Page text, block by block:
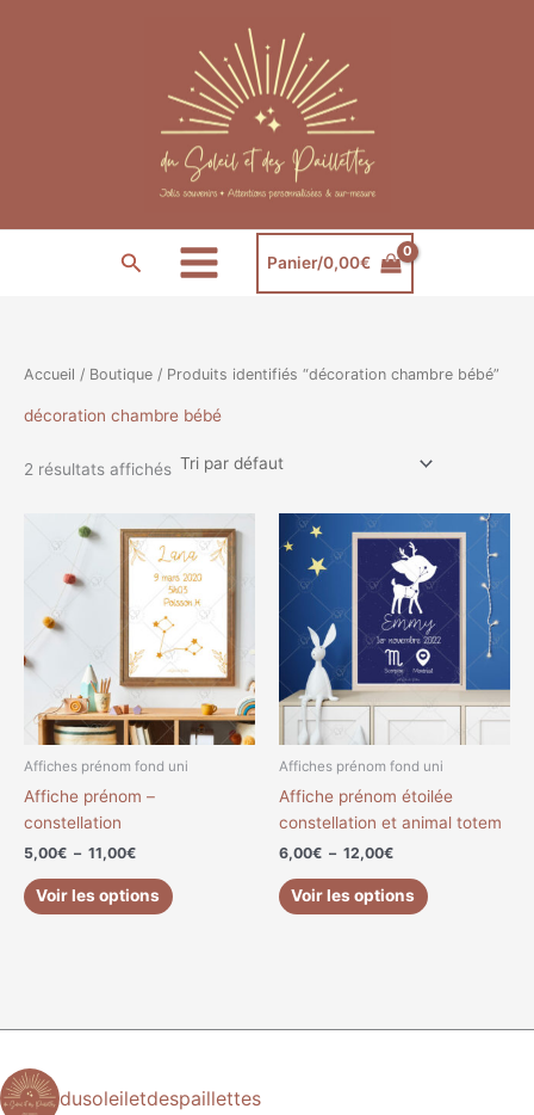
Rechercher Panier/0,00€
Accueil / Boutique / Produits identifiés “décoration chambre bébé”
décoration chambre bébé
2 résultats affichés
Affiches prénom fond uni
Affiche prénom –
constellation
5,00€ – 11,00€
de
prix :
5,00€
11,00€
Voir les options
Ce
produit
a
plusieurs
variations.
Les
options
peuvent
être
choisies
produit
Affiches prénom fond uni
Affiche prénom étoilée
constellation et animal totem
6,00€ – 12,00€
Plage
de
prix :
6,00€
à
12,00€
Voir les options
Ce
produit
a
plusieurs
variations.
Les
options
peuvent
choisies
sur
produit
dusoleiletdespaillettes